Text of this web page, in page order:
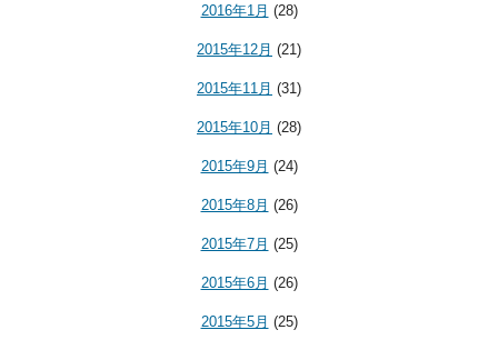
2016年1月 (28)
2015年12月 (21)
2015年11月 (31)
2015年10月 (28)
2015年9月 (24)
2015年8月 (26)
2015年7月 (25)
2015年6月 (26)
2015年5月 (25)